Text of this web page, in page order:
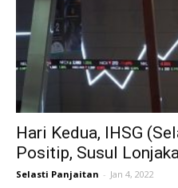
Hari Kedua, IHSG
Positip, Susul
Selasti Panjaitan - Jan 4, 2022